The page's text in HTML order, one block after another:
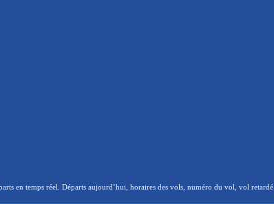
en temps réel. Départs aujourd’hui, horaires des vols, numéro du vol, vol retardé.